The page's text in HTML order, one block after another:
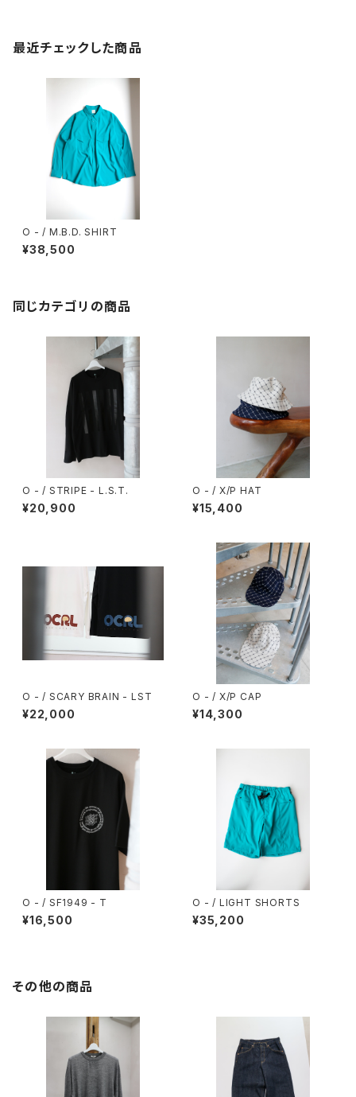
最近チェックした商品
O - / M.B.D. SHIRT
¥38,500
同じカテゴリの商品
O - / STRIPE - L.S.T.
¥20,900
O - / X/P HAT
¥15,400
O - / SCARY BRAIN - LST
¥22,000
O - / X/P CAP
¥14,300
O - / SF1949 - T
¥16,500
O - / LIGHT SHORTS
¥35,200
その他の商品